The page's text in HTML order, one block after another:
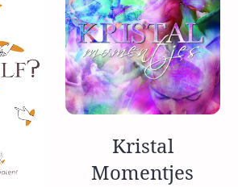
Kristal
Momentjes